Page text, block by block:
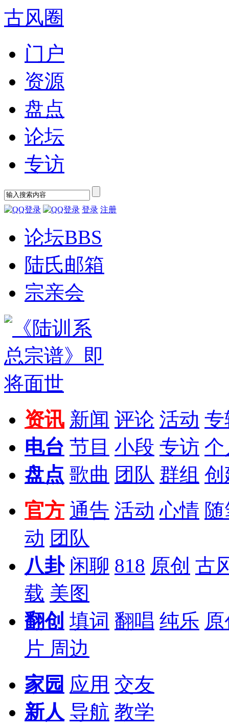
古风圈
门户
资源
盘点
论坛
专访
登录 注册
论坛BBS
陆氏邮箱
宗亲会
资讯 新闻 评论 活动 专
电台 节目 小段 专访 个
盘点 歌曲 团队 群组 创
官方 通告 活动 心情
动 团队
八卦 闲聊 818 原创 古
载 美图
翻创 填词 翻唱 纯乐
片 周边
家园 应用 交友
新人 导航 教学